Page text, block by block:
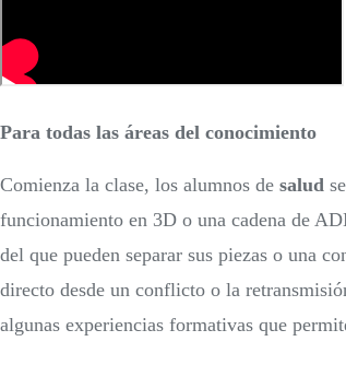
Para todas las áreas del conocimiento
Comienza la clase, los alumnos de salud
funcionamiento en 3D o una cadena de
del que pueden separar sus piezas o una
directo desde un conflicto o la
algunas experiencias formativas que